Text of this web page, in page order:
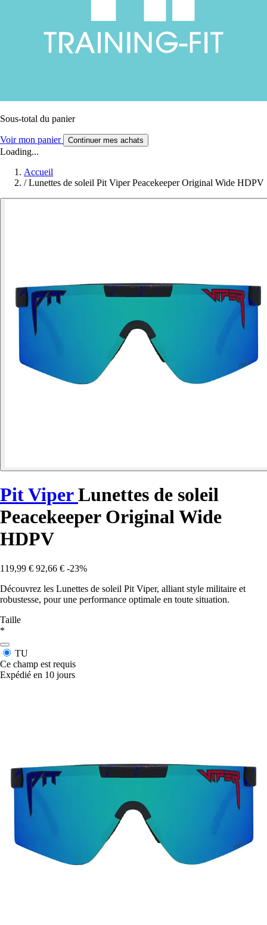
Sous-total du panier
Voir mon panier Continuer mes achats
Loading...
Accueil
/ Lunettes de soleil Pit Viper Peacekeeper Original Wide HDPV
Pit ViperLunettes de soleil
Peacekeeper Original Wide
HDPV
119,99 € 92,66 € -23%
Découvrez les Lunettes de soleil Pit Viper, alliant style militaire et
robustesse, pour une performance optimale en toute situation.
Taille
*
TU
Ce champ est requis
Expédié en 10 jours